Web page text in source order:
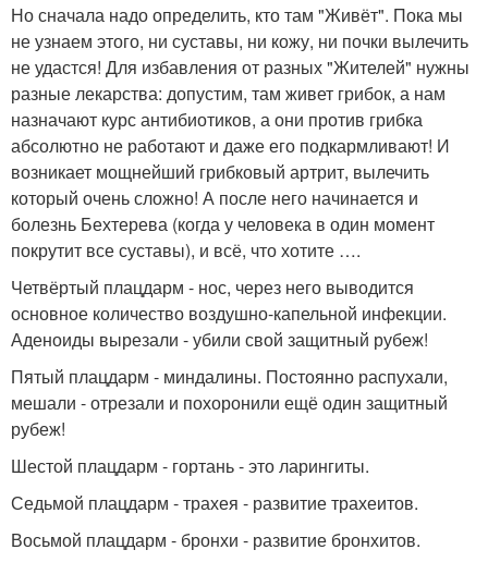
Но сначала надо определить, кто там "Живёт". Пока мы
не узнаем этого, ни суставы, ни кожу, ни почки вылечить
не удастся! Для избавления от разных "Жителей" нужны
разные лекарства: допустим, там живет грибок, а нам
назначают курс антибиотиков, а они против грибка
абсолютно не работают и даже его подкармливают! И
возникает мощнейший грибковый артрит, вылечить
который очень сложно! А после него начинается и
болезнь Бехтерева (когда у человека в один момент
покрутит все суставы), и всё, что хотите ….
Четвёртый плацдарм - нос, через него выводится
основное количество воздушно-капельной инфекции.
Аденоиды вырезали - убили свой защитный рубеж!
Пятый плацдарм - миндалины. Постоянно распухали,
мешали - отрезали и похоронили ещё один защитный
рубеж!
Шестой плацдарм - гортань - это ларингиты.
Седьмой плацдарм - трахея - развитие трахеитов.
Восьмой плацдарм - бронхи - развитие бронхитов.